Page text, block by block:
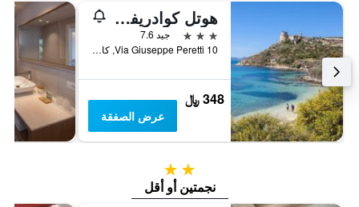
هوتل كوادريفوليو
3 نجوم
جيد 7.6
Via Giuseppe Peretti 10, كاغلياري, سردينيا, إيطاليا
348 ﷼
عرض الصفقة
2 نجمتين
نجمتين أو أقل